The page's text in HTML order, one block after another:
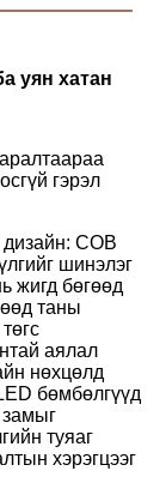
уян хатан
гэрэл
дизайн: COB
шинэлэг
жигд бөгөөд
таны
аялал
нөхцөлд
бөмбөлгүүд
замыг
туяаг
хэрэгцээг